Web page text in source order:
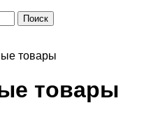
Поиск
товары
товары